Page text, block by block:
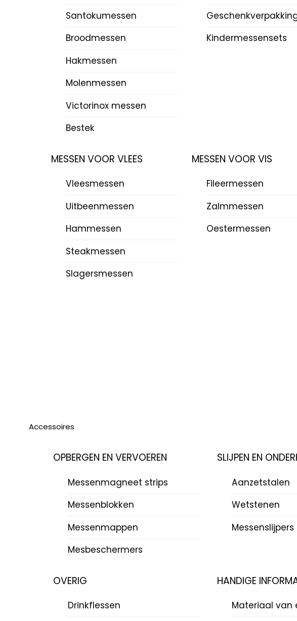
Santokumessen
Broodmessen
Hakmessen
Molenmessen
Victorinox messen
Bestek
Kindermessensets
MESSEN VOOR VLEES
Vleesmessen
Uitbeenmessen
Hammessen
Steakmessen
Slagersmessen
MESSEN VOOR VIS
Fileermessen
Zalmmessen
Oestermessen
Accessoires
OPBERGEN EN VERVOEREN
Messenmagneet strips
Messenblokken
Messenmappen
Mesbeschermers
SLIJPEN EN
Aanzetstalen
Wetstenen
Messenslijpers
OVERIG
Drinkflessen
HANDIGE
Materiaal van